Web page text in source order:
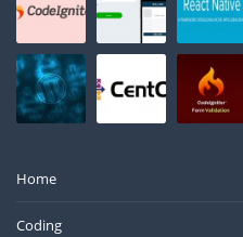
Home
Coding